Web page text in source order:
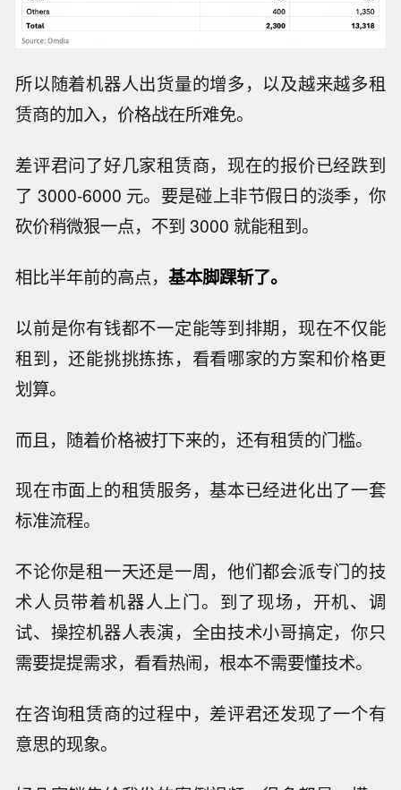
所以随着机器人出货量的增多，以及越来越多租
赁商的加入，价格战在所难免。
差评君问了好几家租赁商，现在的报价已经跌到
了 3000-6000 元。要是碰上非节假日的淡季，你
砍价稍微狠一点，不到 3000 就能租到。
相比半年前的高点，基本脚踝斩了。
以前是你有钱都不一定能等到排期，现在不仅能
租到，还能挑挑拣拣，看看哪家的方案和价格更
划算。
而且，随着价格被打下来的，还有租赁的门槛。
现在市面上的租赁服务，基本已经进化出了一套
标准流程。
不论你是租一天还是一周，他们都会派专门的技
术人员带着机器人上门。到了现场，开机、调
试、操控机器人表演，全由技术小哥搞定，你只
需要提提需求，看看热闹，根本不需要懂技术。
在咨询租赁商的过程中，差评君还发现了一个有
意思的现象。